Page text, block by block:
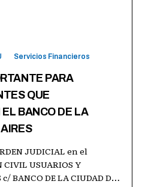
Servicios Financieros
PARA
QUE
EL BANCO DE LA
JUDICIAL en el
USUARIOS Y
BANCO DE LA CIUDAD DE